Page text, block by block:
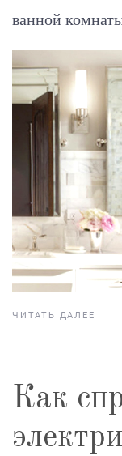
ванной
ЧИТАТЬ ДАЛЕЕ
Как